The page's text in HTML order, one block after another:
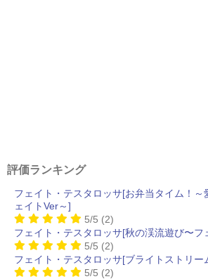
評価ランキング
フェイト・テスタロッサ[お弁当タイム！～
ェイトVer～]
5/5 (2)
フェイト・テスタロッサ[秋の渓流遊び〜フ
5/5 (2)
フェイト・テスタロッサ[ブライトストリー
5/5 (2)